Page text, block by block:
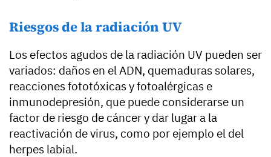
Riesgos de la radiación UV
Los efectos agudos de la radiación UV pueden ser
variados: daños en el ADN, quemaduras solares,
reacciones fototóxicas y fotoalérgicas e
inmunodepresión, que puede considerarse un
factor de riesgo de cáncer y dar lugar a la
reactivación de virus, como por ejemplo el del
herpes labial.